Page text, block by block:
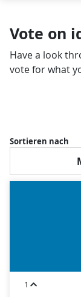
Vote on
Have a look
vote for what
Sortieren nach
1